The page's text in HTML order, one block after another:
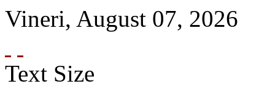
Vineri, August 07, 2026
Text Size